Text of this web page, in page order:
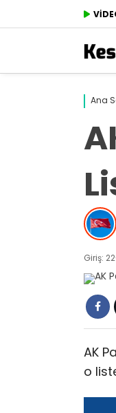
Ana
Giriş:
AK
o